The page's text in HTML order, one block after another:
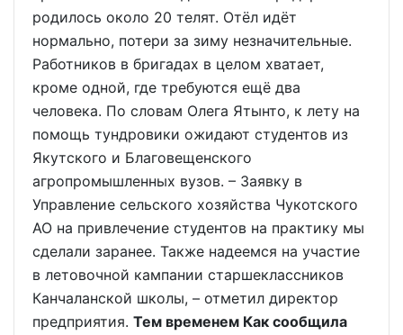
родилось около 20 телят. Отёл идёт
нормально, потери за зиму незначительные.
Работников в бригадах в целом хватает,
кроме одной, где требуются ещё два
человека. По словам Олега Ятынто, к лету на
помощь тундровики ожидают студентов из
Якутского и Благовещенского
агропромышленных вузов. – Заявку в
Управление сельского хозяйства Чукотского
АО на привлечение студентов на практику мы
сделали заранее. Также надеемся на участие
в летовочной кампании старшеклассников
Канчаланской школы, – отметил директор
предприятия. Тем временем Как сообщила